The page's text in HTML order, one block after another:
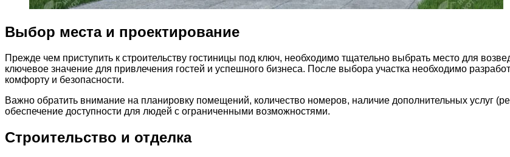
Выбор места и проектирование
Прежде чем приступить к строительству гостиницы под ключ, необходимо тщательно выбрать место для
ключевое значение для привлечения гостей и успешного бизнеса. После выбора участка необходимо
комфорту и безопасности.
Важно обратить внимание на планировку помещений, количество номеров, наличие дополнительных услуг
обеспечение доступности для людей с ограниченными возможностями.
Строительство и отделка